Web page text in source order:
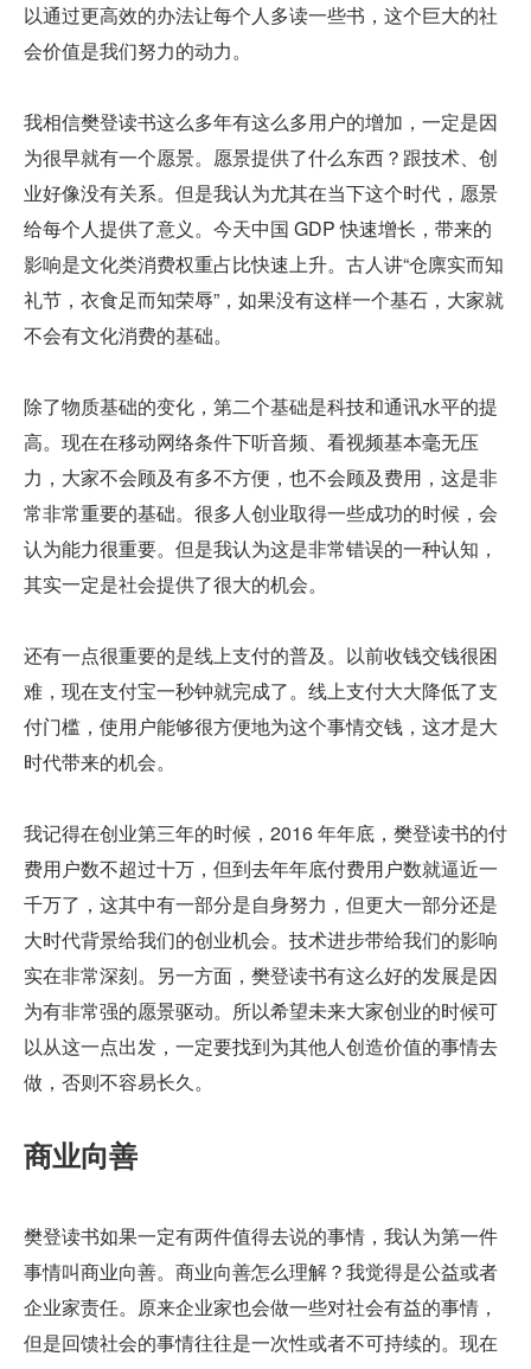
以通过更高效的办法让每个人多读一些书，这个巨大的社
会价值是我们努力的动力。
我相信樊登读书这么多年有这么多用户的增加，一定是因
为很早就有一个愿景。愿景提供了什么东西？跟技术、创
业好像没有关系。但是我认为尤其在当下这个时代，愿景
给每个人提供了意义。今天中国 GDP 快速增长，带来的
影响是文化类消费权重占比快速上升。古人讲“仓廪实而知
礼节，衣食足而知荣辱”，如果没有这样一个基石，大家就
不会有文化消费的基础。
除了物质基础的变化，第二个基础是科技和通讯水平的提
高。现在在移动网络条件下听音频、看视频基本毫无压
力，大家不会顾及有多不方便，也不会顾及费用，这是非
常非常重要的基础。很多人创业取得一些成功的时候，会
认为能力很重要。但是我认为这是非常错误的一种认知，
其实一定是社会提供了很大的机会。
还有一点很重要的是线上支付的普及。以前收钱交钱很困
难，现在支付宝一秒钟就完成了。线上支付大大降低了支
付门槛，使用户能够很方便地为这个事情交钱，这才是大
时代带来的机会。
我记得在创业第三年的时候，2016 年年底，樊登读书的付
费用户数不超过十万，但到去年年底付费用户数就逼近一
千万了，这其中有一部分是自身努力，但更大一部分还是
大时代背景给我们的创业机会。技术进步带给我们的影响
实在非常深刻。另一方面，樊登读书有这么好的发展是因
为有非常强的愿景驱动。所以希望未来大家创业的时候可
以从这一点出发，一定要找到为其他人创造价值的事情去
做，否则不容易长久。
商业向善
樊登读书如果一定有两件值得去说的事情，我认为第一件
事情叫商业向善。商业向善怎么理解？我觉得是公益或者
企业家责任。原来企业家也会做一些对社会有益的事情，
但是回馈社会的事情往往是一次性或者不可持续的。现在